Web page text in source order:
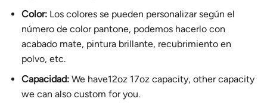
Color:Los colores se pueden personalizar según el
número de color pantone, podemos hacerlo con
acabado mate, pintura brillante, recubrimiento en
polvo, etc.
Capacidad:We have12oz 17oz capacity, other capacity
we can also custom for you.